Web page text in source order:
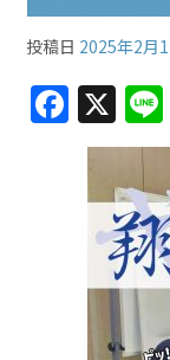
投稿日 2025年2月
F
a
e
o
o
X